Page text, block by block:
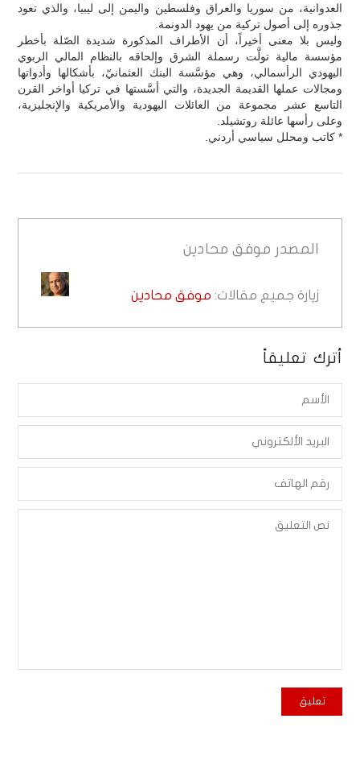
العدوانية، من سوريا والعراق وفلسطين واليمن إلى ليبيا، والذي تعود
جذوره إلى أصول تركية من يهود الدونمة.
وليس بلا معنى أخيراً، أن الأطراف المذكورة شديدة الصّلة بأخطر
مؤسسة مالية تولَّت رسملة الشرق وإلحاقه بالنظام المالي الربوي
اليهودي الرأسمالي، وهي مؤسَّسة البنك العثمانيّ، بأشكالها وأدواتها
ومجالات عملها القديمة الجديدة، والتي أسَّستها في تركيا أواخر القرن
التاسع عشر مجموعة من العائلات اليهودية والأمريكية والإنجليزية،
وعلى رأسها عائلة روتشيلد.
* كاتب ومحلل سياسي أردني.
المصدر موفق محادين
زيارة جميع مقالات: موفق محادين
أترك تعليقاً